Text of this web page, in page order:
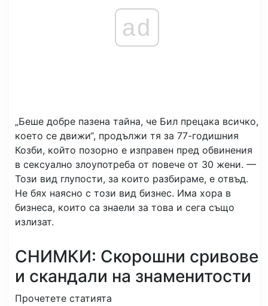
ad
„Беше добре пазена тайна, че Бил прецака всичко,
което се движи“, продължи тя за 77-годишния
Козби, който позорно е изправен пред обвинения
в сексуално злоупотреба от повече от 30 жени. —
Този вид глупости, за които разбираме, е отвъд.
Не бях наясно с този вид бизнес. Има хора в
бизнеса, които са знаели за това и сега също
излизат.
СНИМКИ: Скорошни сривове
и скандали на знаменитости
Прочетете статията